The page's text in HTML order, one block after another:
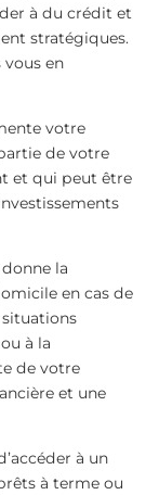
à du crédit et
stratégiques.
vous en
votre
de votre
et qui peut être
la
en cas de
situations
à la
de votre
et une
à un
à terme ou